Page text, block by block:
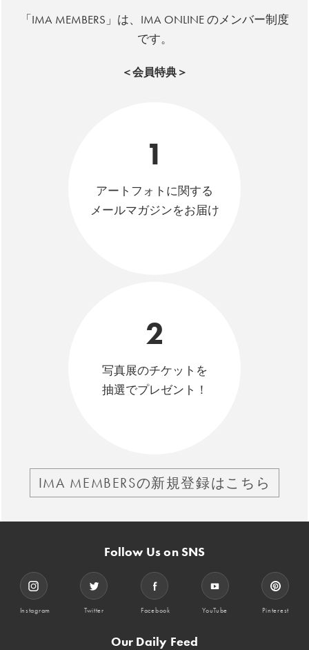
「IMA MEMBERS」は、IMA ONLINE のメンバー制度
です。
＜会員特典＞
1
アートフォトに関する
メールマガジンをお届け
2
写真展のチケットを
抽選でプレゼント！
IMA MEMBERSの新規登録はこちら
Follow Us on SNS
Instagram Twitter Facebook YouTube Pinterest
Our Daily Feed